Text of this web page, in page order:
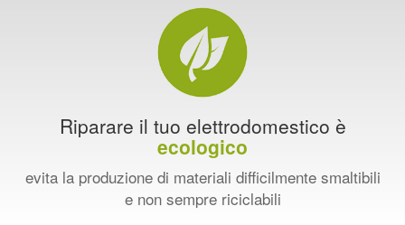
Riparare il tuo elettrodomestico è
ecologico
evita la produzione di materiali difficilmente smaltibili
e non sempre riciclabili